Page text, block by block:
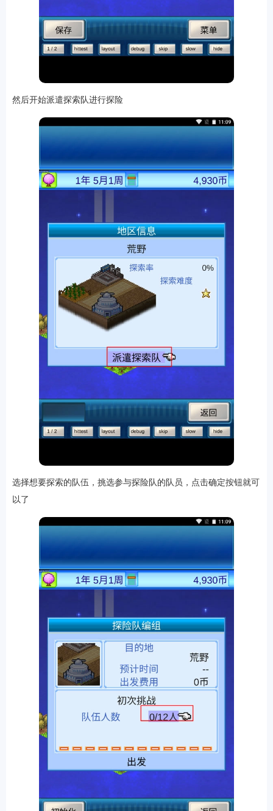
小游戏 恋爱养成沙盒模组up主自制赛车竞速策略塔防
益智休闲冒险解谜街机格斗模拟经营音乐游戏单机游戏战争策略
影音播放 金融理财
然后开始派遣探索队进行探险
选择想要探索的队伍，挑选参与探险队的队员，点击确定按钮就可
以了